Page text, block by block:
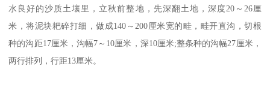
水良好的沙质土壤里，立秋前整地，先深翻土地，深度20～26厘
米，将泥块耙碎打细，做成140～200厘米宽的畦，畦开直沟，切根
种的沟距17厘米，沟幅7～10厘米，深10厘米;整条种的沟幅27厘米，
两行排列，行距13厘米。